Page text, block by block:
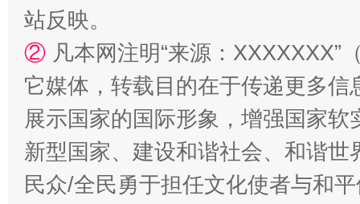
漫山遍野的桃花与雪山、麦地、白藏房 除
站反映。
② 凡本网注明“来源：
它媒体，转载目的在于传递更多
展示国家的国际形象，增强国家
新型国家、建设和谐社会、和谐
民众/全民勇于担任文化使者与和